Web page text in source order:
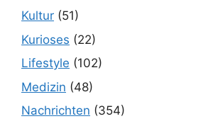
Kultur (51)
Kurioses (22)
Lifestyle (102)
Medizin (48)
Nachrichten (354)